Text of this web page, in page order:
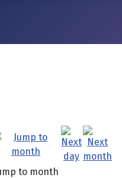
to month